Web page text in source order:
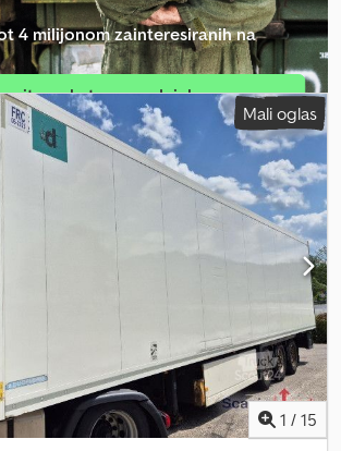
specifikaciji. Dcjdpfx Acozr R Adsgsk
4 milijonom zainteresiranih na
paket za prodajalce
Ustvari posamezen oglas
Mali oglas
1 / 15